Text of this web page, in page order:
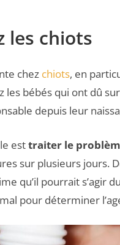
les chiots
chez chiots, en
les bébés qui ont dû
depuis leur
esttraiter le
sur plusieurs jours.
qu’il pourrait s’agir
pour déterminer